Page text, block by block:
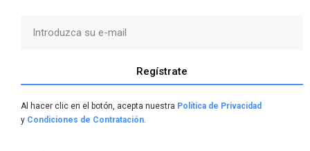
Regístrate
Al hacer clic en el botón, acepta nuestra Política de Privacidad
y Condiciones de Contratación.